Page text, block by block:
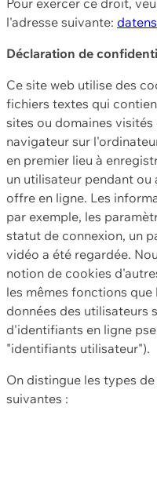
l'adresse suivante:
Déclaration de
Ce site web utilise des
fichiers textes qui
sites ou domaines
navigateur sur
en premier lieu à
un utilisateur pendant ou
offre en ligne. Les
par exemple, les
statut de connexion, un
vidéo a été regardée.
notion de cookies
les mêmes fonctions
données des utilisateurs
d'identifiants en ligne
"identifiants utilisateur").
On distingue les types
suivantes :